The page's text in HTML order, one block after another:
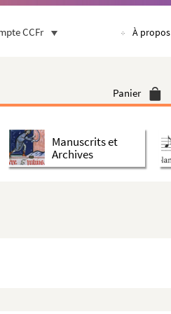
CCFr À propos
Panier
Manuscrits et
Archives